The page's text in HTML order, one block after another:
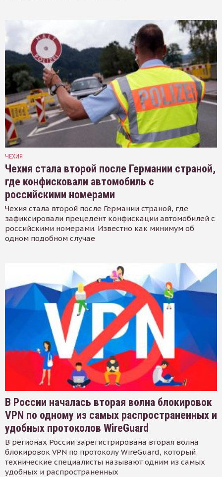
ЧЕХИЯ
Чехия стала второй после Германии страной,
где конфисковали автомобиль с
российскими номерами
Чехия стала второй после Германии страной, где
зафиксировали прецедент конфискации автомобилей с
российскими номерами. Известно как минимум об
одном подобном случае
В России началась вторая волна блокировок
VPN по одному из самых распространенных и
удобных протоколов WireGuard
В регионах России зарегистрирована вторая волна
блокировок VPN по протоколу WireGuard, который
технические специалисты называют одним из самых
удобных и распространенных